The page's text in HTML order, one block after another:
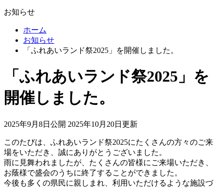
お知らせ
ホーム
お知らせ
「ふれあいランド祭2025」を開催しました。
「ふれあいランド祭2025」を
開催しました。
2025年9月8日公開 2025年10月20日更新
このたびは、ふれあいランド祭2025にたくさんの方々のご来
場をいただき、誠にありがとうございました。
雨に見舞われましたが、たくさんの皆様にご来場いただき、
お蔭様で盛会のうちに終了することができました。
今後も多くの県民に親しまれ、利用いただけるような施設づ